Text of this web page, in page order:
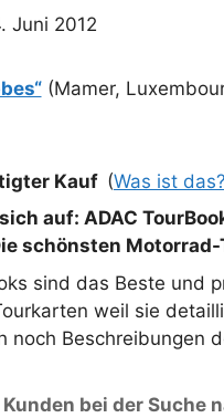
Juni 2012
(Mamer,
Kauf (Was ist das?
auf: ADAC
schönsten
sind das Beste und
weil sie
noch Beschreibungen
bei der Suche